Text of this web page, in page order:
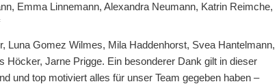
Emma Linnemann, Alexandra Neumann, Katrin Reimche,
Luna Gomez Wilmes, Mila Haddenhorst, Svea Hantelmann,
Jarne Prigge. Ein besonderer Dank gilt in dieser
und top motiviert alles für unser Team gegeben haben –